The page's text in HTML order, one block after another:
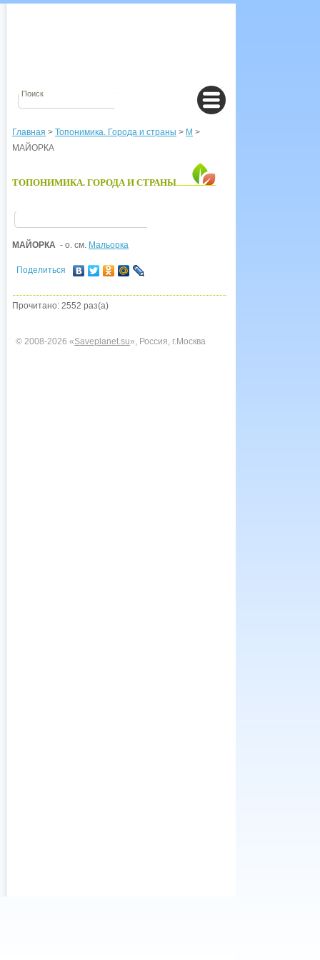
Главная > Топонимика. Города и страны > М >
МАЙОРКА
ТОПОНИМИКА. ГОРОДА И СТРАНЫ
МАЙОРКА - о. см. Мальорка
Поделиться
Прочитано: 2552 раз(а)
© 2008-2026 «Saveplanet.su», Россия, г.Москва